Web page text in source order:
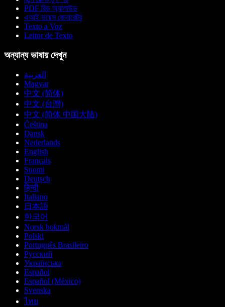
PDF রিড অ্যালাউড
এআই ভয়েস জেনারেটর
Texto a Voz
Leitor de Texto
অন্যান্য ভাষায় দেখুন
العربية
Magyar
中文 (简体)
中文 (台灣)
中文 (简体 中国大陆)
Čeština
Dansk
Nederlands
English
Français
Suomi
Deutsch
हिन्दी
Italiano
日本語
한국어
Norsk bokmål
Polski
Português Brasileiro
Русский
Українська
Español
Español (México)
Svenska
ไทย